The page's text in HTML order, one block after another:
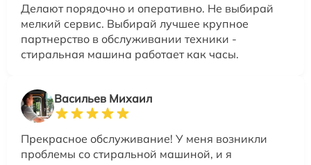
Делают порядочно и оперативно. Не выбирай
мелкий сервис. Выбирай лучшее крупное
партнерство в обслуживании техники -
стиральная машина работает как часы.
Васильев Михаил
Прекрасное обслуживание! У меня возникли
проблемы со стиральной машиной, и я